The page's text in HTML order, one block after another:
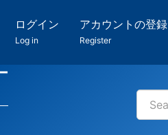
ログイン
Log in
アカウントの登録
Register
検
Search